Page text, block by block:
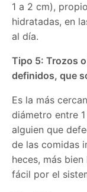
1 a 2 cm),
hidratadas, en
al día.
Tipo 5: Trozos
definidos, que
Es la más
diámetro entre
alguien que
de las comidas
heces, más
fácil por el